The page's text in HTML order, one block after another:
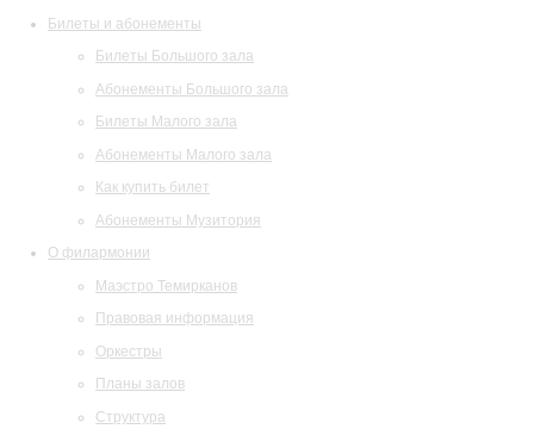
Билеты и абонементы
Билеты Большого зала
Абонементы Большого зала
Билеты Малого зала
Абонементы Малого зала
Как купить билет
Абонементы Музитория
О филармонии
Маэстро Темирканов
Правовая информация
Оркестры
Планы залов
Структура